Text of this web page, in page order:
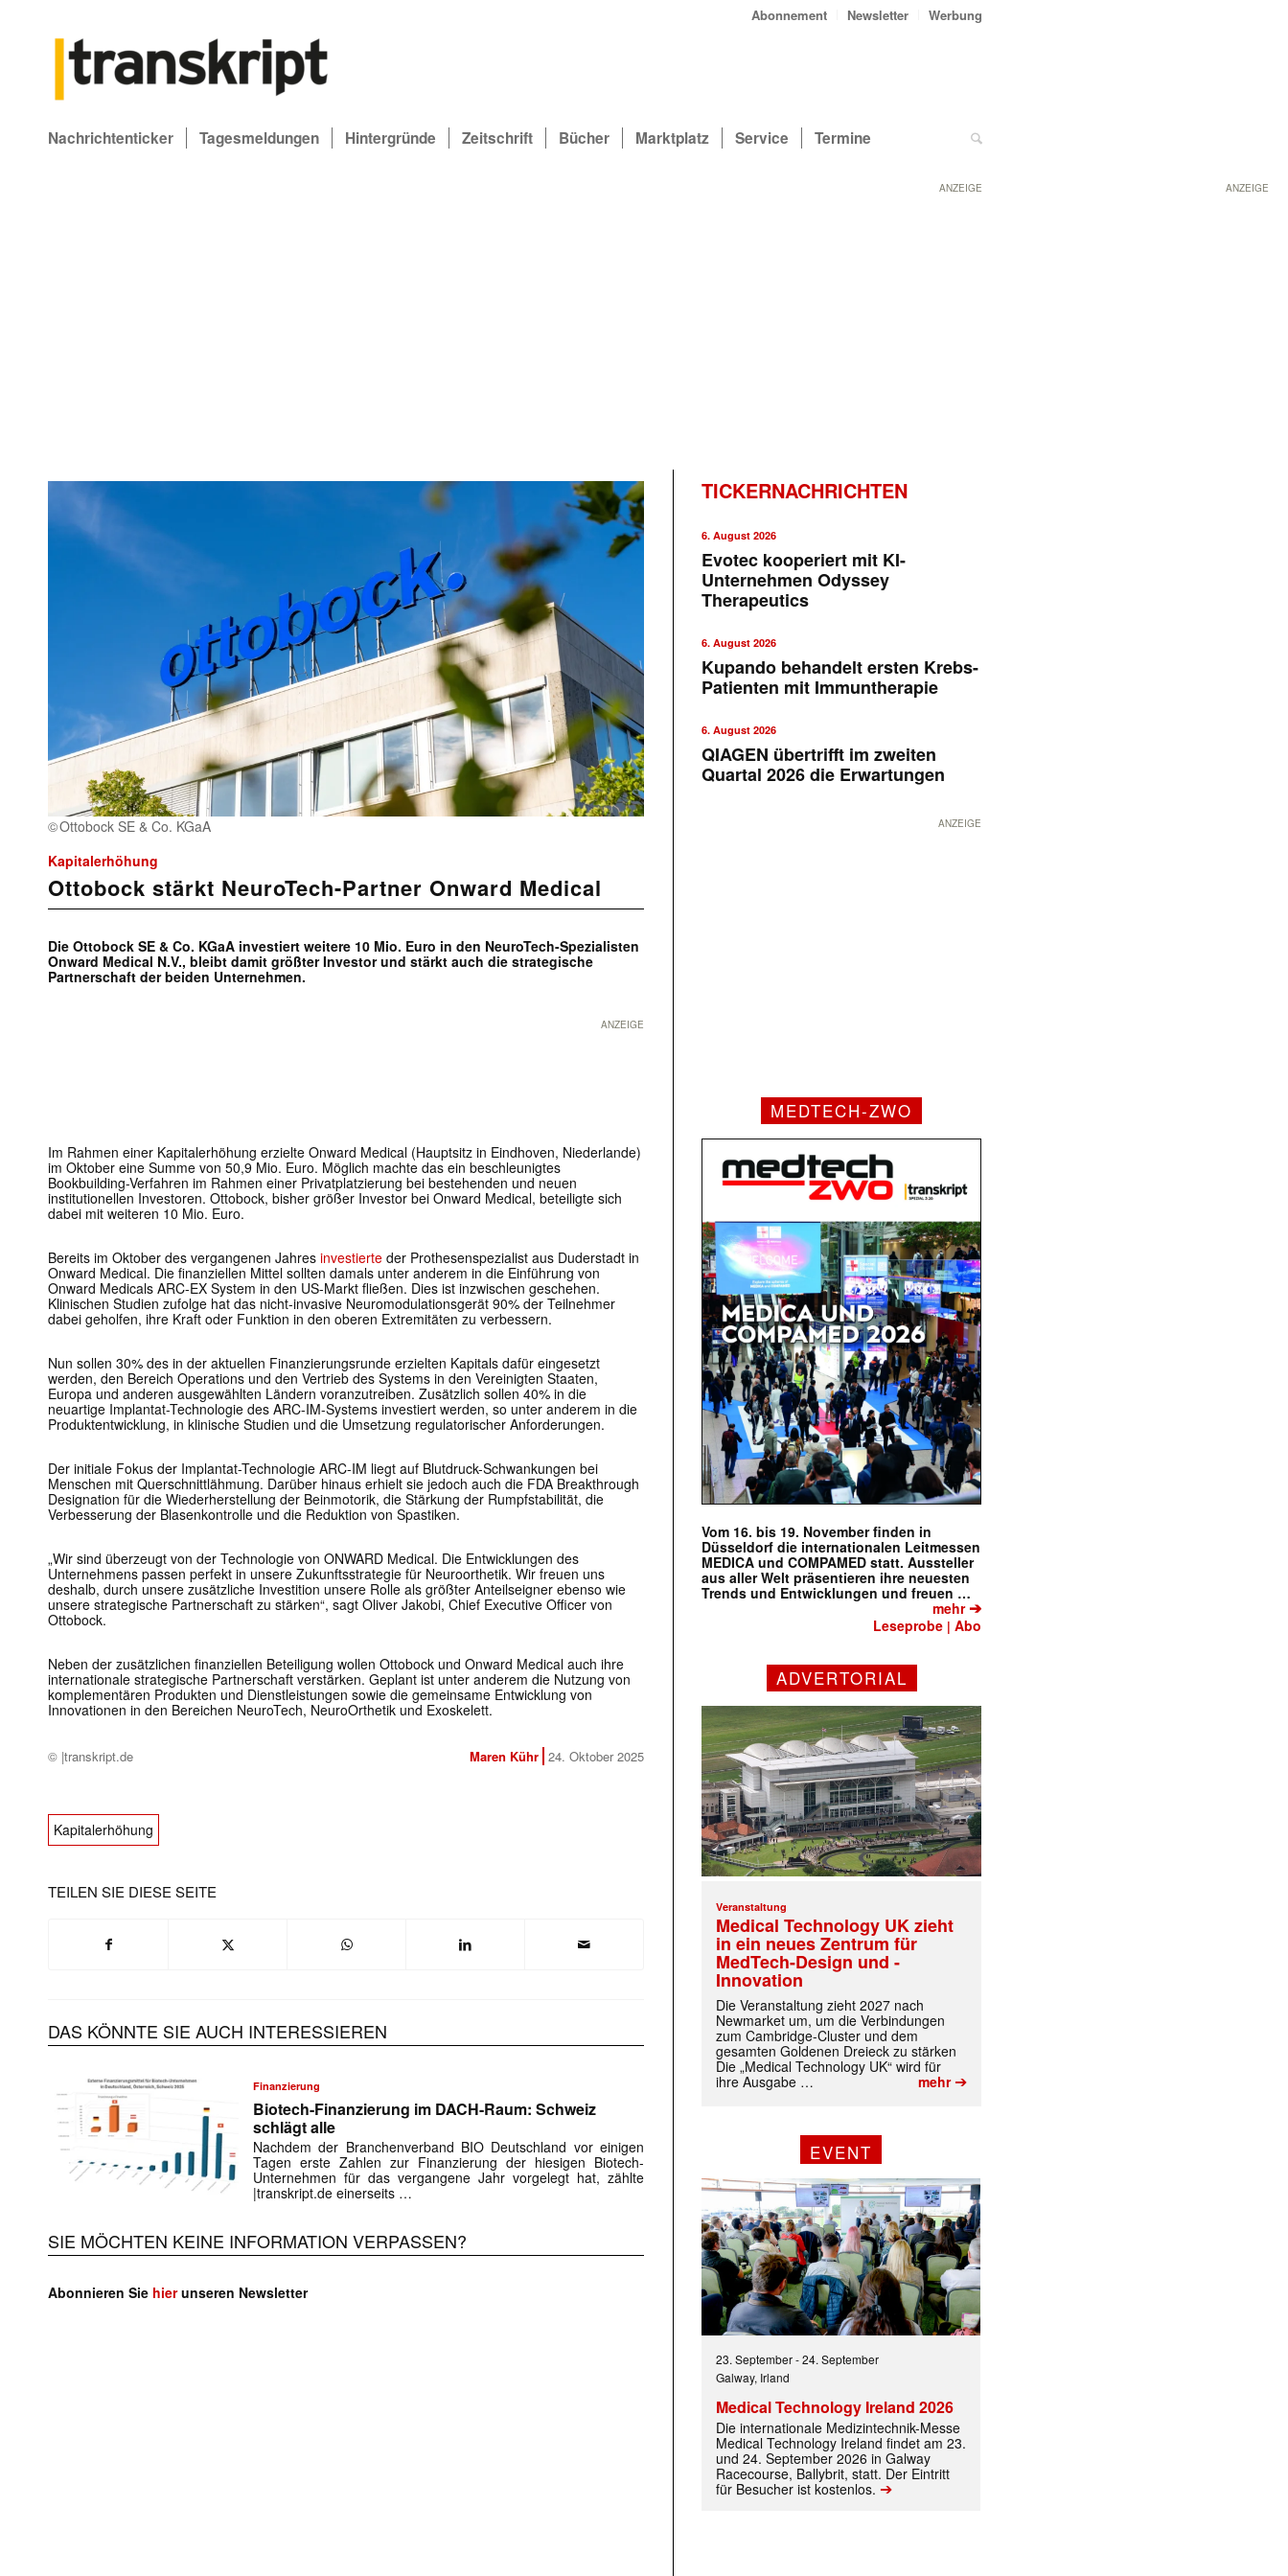
ANZEIGE
Abonnement Newsletter Werbung
Nachrichtenticker Tagesmeldungen Hintergründe Zeitschrift Bücher Marktplatz Service Termine
ANZEIGE
Ottobock SE & Co. KGaA
Kapitalerhöhung
Ottobock stärkt NeuroTech-Partner Onward Medical
Die Ottobock SE & Co. KGaA investiert weitere 10 Mio. Euro in den NeuroTech-Spezialisten
Onward Medical N.V., bleibt damit größter Investor und stärkt auch die strategische
Partnerschaft der beiden Unternehmen.
ANZEIGE
Im Rahmen einer Kapitalerhöhung erzielte Onward Medical (Hauptsitz in Eindhoven, Niederlande)
im Oktober eine Summe von 50,9 Mio. Euro. Möglich machte das ein beschleunigtes
Bookbuilding-Verfahren im Rahmen einer Privatplatzierung bei bestehenden und neuen
institutionellen Investoren. Ottobock, bisher größer Investor bei Onward Medical, beteiligte sich
dabei mit weiteren 10 Mio. Euro.
Bereits im Oktober des vergangenen Jahres investierte der Prothesenspezialist aus Duderstadt in
Onward Medical. Die finanziellen Mittel sollten damals unter anderem in die Einführung von
Onward Medicals ARC-EX System in den US-Markt fließen. Dies ist inzwischen geschehen.
Klinischen Studien zufolge hat das nicht-invasive Neuromodulationsgerät 90% der Teilnehmer
dabei geholfen, ihre Kraft oder Funktion in den oberen Extremitäten zu verbessern.
Nun sollen 30% des in der aktuellen Finanzierungsrunde erzielten Kapitals dafür eingesetzt
werden, den Bereich Operations und den Vertrieb des Systems in den Vereinigten Staaten,
Europa und anderen ausgewählten Ländern voranzutreiben. Zusätzlich sollen 40% in die
neuartige Implantat-Technologie des ARC-IM-Systems investiert werden, so unter anderem in die
Produktentwicklung, in klinische Studien und die Umsetzung regulatorischer Anforderungen.
Der initiale Fokus der Implantat-Technologie ARC-IM liegt auf Blutdruck-Schwankungen bei
Menschen mit Querschnittlähmung. Darüber hinaus erhielt sie jedoch auch die FDA Breakthrough
Designation für die Wiederherstellung der Beinmotorik, die Stärkung der Rumpfstabilität, die
Verbesserung der Blasenkontrolle und die Reduktion von Spastiken.
„Wir sind überzeugt von der Technologie von ONWARD Medical. Die Entwicklungen des
Unternehmens passen perfekt in unsere Zukunftsstrategie für Neuroorthetik. Wir freuen uns
deshalb, durch unsere zusätzliche Investition unsere Rolle als größter Anteilseigner ebenso wie
unsere strategische Partnerschaft zu stärken“, sagt Oliver Jakobi, Chief Executive Officer von
Ottobock.
Neben der zusätzlichen finanziellen Beteiligung wollen Ottobock und Onward Medical auch ihre
internationale strategische Partnerschaft verstärken. Geplant ist unter anderem die Nutzung von
komplementären Produkten und Dienstleistungen sowie die gemeinsame Entwicklung von
Innovationen in den Bereichen NeuroTech, NeuroOrthetik und Exoskelett.
© |transkript.de Maren Kühr 24. Oktober 2025
Kapitalerhöhung
TEILEN SIE DIESE SEITE
DAS KÖNNTE SIE AUCH INTERESSIEREN
Finanzierung
Biotech-Finanzierung im DACH-Raum: Schweiz
schlägt alle
Nachdem der Branchenverband BIO Deutschland vor einigen
Tagen erste Zahlen zur Finanzierung der hiesigen Biotech-
Unternehmen für das vergangene Jahr vorgelegt hat, zählte
|transkript.de einerseits …
SIE MÖCHTEN KEINE INFORMATION VERPASSEN?
Abonnieren Sie hierunseren Newsletter
TICKERNACHRICHTEN
6. August 2026
Evotec kooperiert mit KI-
Unternehmen Odyssey
Therapeutics
6. August 2026
Kupando behandelt ersten Krebs-
Patienten mit Immuntherapie
6. August 2026
QIAGEN übertrifft im zweiten
Quartal 2026 die Erwartungen
ANZEIGE
MEDTECH-ZWO
Vom 16. bis 19. November finden in
Düsseldorf die internationalen Leitmessen
MEDICA und COMPAMED statt. Aussteller
aus aller Welt präsentieren ihre neuesten
Trends und Entwicklungen und freuen …
mehr➔
Leseprobe |Abo
ADVERTORIAL
Veranstaltung
Medical Technology UK zieht
in ein neues Zentrum für
MedTech-Design und -
Innovation
Die Veranstaltung zieht 2027 nach
Newmarket um, um die Verbindungen
zum Cambridge-Cluster und dem
gesamten Goldenen Dreieck zu stärken
Die „Medical Technology UK“ wird für
ihre Ausgabe …
mehr➔
EVENT
23. September-24. September
Galway, Irland
Medical Technology Ireland 2026
Die internationale Medizintechnik-Messe
Medical Technology Ireland findet am 23.
und 24. September 2026 in Galway
Racecourse, Ballybrit, statt. Der Eintritt
für Besucher ist kostenlos. ➔